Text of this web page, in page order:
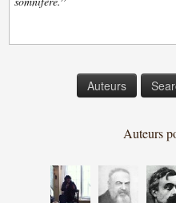
Auteurs
Auteurs